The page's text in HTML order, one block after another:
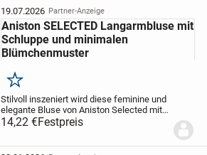
19.07.2026 Partner-Anzeige
Aniston SELECTED Langarmbluse mit
Schluppe und minimalen
Blümchenmuster
Merken
Stilvoll inszeniert wird diese feminine und
elegante Bluse von Aniston Selected mit
minimalen Blümchenmuster und fixierter
Schluppe, welche variabel zum Binden ist.
14,22 €Festpreis